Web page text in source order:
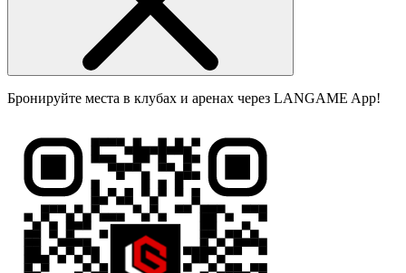
Бронируйте места в клубах и аренах через LANGAME App!